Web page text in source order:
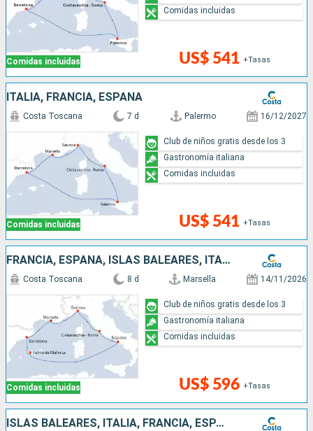
Comidas incluidas US$ 541 +Tasas
Comidas incluidas
ITALIA, FRANCIA, ESPAÑA
Comidas incluidas
Costa Toscana 7 d Palermo 16/12/2027
US$ 541 +Tasas
Club de niños gratis desde los 3
Gastronomía italiana
Comidas incluidas
FRANCIA, ESPAÑA, ISLAS BALEARES, ITALIA
Comidas incluidas
Costa Toscana 8 d Marsella 14/11/2026
US$ 596 +Tasas
Club de niños gratis desde los 3
Gastronomía italiana
Comidas incluidas
ISLAS BALEARES, ITALIA, FRANCIA, ESPAÑA